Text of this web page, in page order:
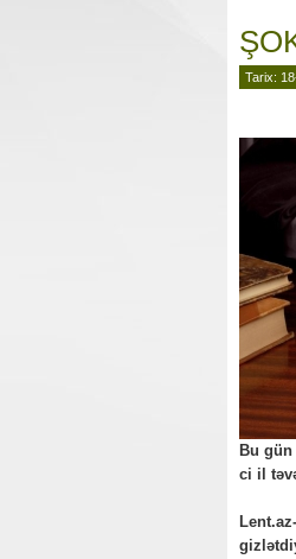
Tarix:
Bu gün
ci il